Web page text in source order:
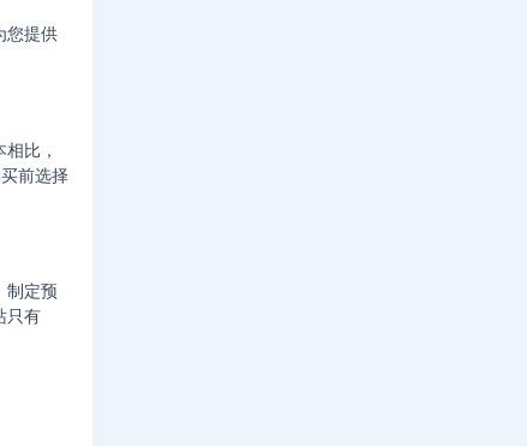
您提供
比，
前选择
制定预
只有